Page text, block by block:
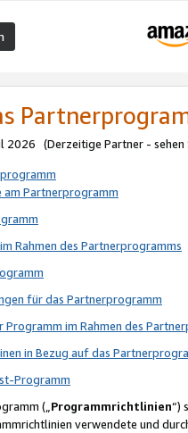
2026 (Derzeitige Partner - sehen
am Partnerprogramm
Rahmen des Partnerprogramms
für das Partnerprogramm
im Rahmen des
in Bezug auf das
Programm
(„Programmrichtlinien“)
verwendete und